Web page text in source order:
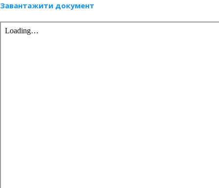
Завантажити документ